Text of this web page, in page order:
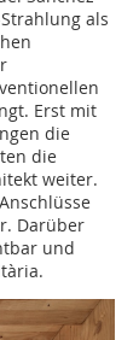
als
Erst mit
die
die
weiter.
Darüber
und